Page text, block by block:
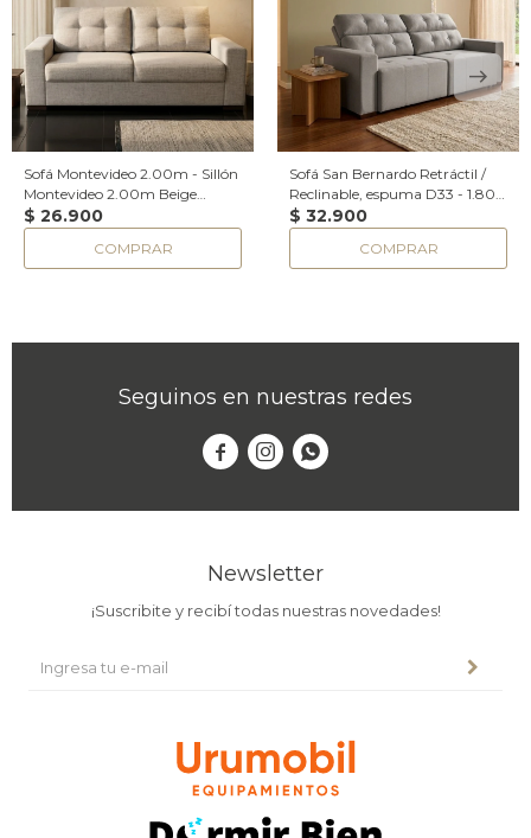
Sofá Montevideo 2.00m - Sillón
Montevideo 2.00m Beige
moteado
$ 26.900
Sofá San Bernardo Retráctil /
Reclinable, espuma D33 - 1.80
de largo, cuerpo entero
$ 32.900
Seguinos en nuestras redes
  
Newsletter
¡Suscribite y recibí todas nuestras novedades!